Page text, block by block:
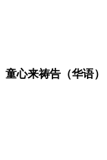
童心来祷告（华语）